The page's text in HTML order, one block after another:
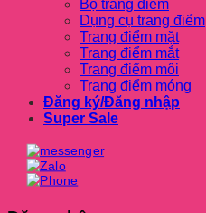
Bộ trang điểm
Dụng cụ trang điểm
Trang điểm mặt
Trang điểm mắt
Trang điểm môi
Trang điểm móng
Đăng ký/Đăng nhập
Super Sale